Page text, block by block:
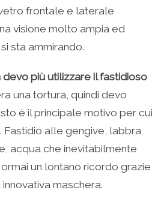
frontale e laterale
visione molto ampia ed
sta ammirando.
devo più utilizzare il fastidioso
una tortura, quindi devo
è il principale motivo per cui
Fastidio alle gengive, labbra
acqua che inevitabilmente
un lontano ricordo grazie
maschera.